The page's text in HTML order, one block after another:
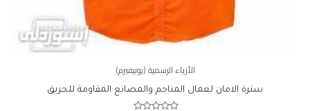
الأزياء الرسمية (يونيفيرم)
سترة الامان لعمال المناجم والمصانع المقاومة للحريق